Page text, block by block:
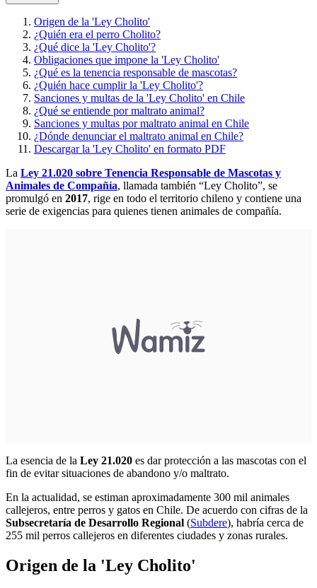
Origen de la 'Ley Cholito'
¿Quién era el perro Cholito?
¿Qué dice la 'Ley Cholito'?
Obligaciones que impone la 'Ley Cholito'
¿Qué es la tenencia responsable de mascotas?
¿Quién hace cumplir la 'Ley Cholito'?
Sanciones y multas de la 'Ley Cholito' en Chile
¿Qué se entiende por maltrato animal?
Sanciones y multas por maltrato animal en Chile
¿Dónde denunciar el maltrato animal en Chile?
Descargar la 'Ley Cholito' en formato PDF
La Ley 21.020 sobre Tenencia Responsable de Mascotas y
Animales de Compañía, llamada también “Ley Cholito”, se
promulgó en 2017, rige en todo el territorio chileno y contiene una
serie de exigencias para quienes tienen animales de compañía.
La esencia de la Ley 21.020 es dar protección a las mascotas con el
fin de evitar situaciones de abandono y/o maltrato.
En la actualidad, se estiman aproximadamente 300 mil animales
callejeros, entre perros y gatos en Chile. De acuerdo con cifras de la
Subsecretaría de Desarrollo Regional (Subdere), habría cerca de
255 mil perros callejeros en diferentes ciudades y zonas rurales.
Origen de la 'Ley Cholito'